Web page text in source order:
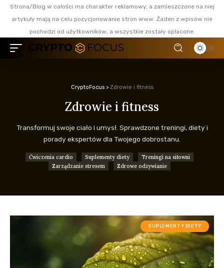
Strona/Blog w całości ma charakter reklamowy, a zamieszczone na niej
artykuły mają na celu pozycjonowanie stron www. Żaden z wpisów nie
pochodzi od użytkowników, a wszystkie zostały opłacone.
CryptoFocus> Zdrowie i fitness
Zdrowie i fitness
Transformuj swoje ciało i umysł. Sprawdzone treningi, diety i
porady ekspertów dla Twojego dobrostanu.
Ćwiczenia cardio Suplementy diety
Treningi na siłowni
Zarządzanie stresem
Zdrowe odżywianie
SUPLEMENTY DIETY